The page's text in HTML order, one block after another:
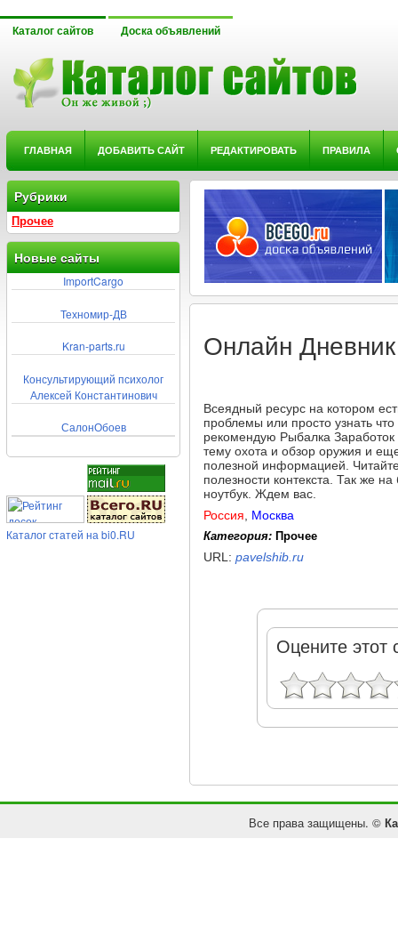
Каталог сайтов Доска объявлений
ГЛАВНАЯ ДОБАВИТЬ САЙТ РЕДАКТИРОВАТЬ ПРАВИЛА
Рубрики
Прочее
Новые сайты
ImportCargo
Техномир-ДВ
Kran-parts.ru
Консультирующий психолог
Алексей Константинович
СалонОбоев
Каталог статей на bi0.RU
Онлайн
Всеядный ресурс на котором
проблемы или просто узнать
рекомендую Рыбалка
тему охота и обзор оружия и
полезной информацией.
полезности контекста. Так же
ноутбук. Ждем вас.
Россия
Москва
Категория: Прочее
URL: pavelshib.ru
Оцените этот
Все права защищены. ©